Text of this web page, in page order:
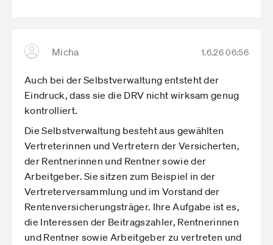
Micha 1.6.26 06:56
Auch bei der Selbstverwaltung entsteht der
Eindruck, dass sie die DRV nicht wirksam genug
kontrolliert.
Die Selbstverwaltung besteht aus gewählten
Vertreterinnen und Vertretern der Versicherten,
der Rentnerinnen und Rentner sowie der
Arbeitgeber. Sie sitzen zum Beispiel in der
Vertreterversammlung und im Vorstand der
Rentenversicherungsträger. Ihre Aufgabe ist es,
die Interessen der Beitragszahler, Rentnerinnen
und Rentner sowie Arbeitgeber zu vertreten und